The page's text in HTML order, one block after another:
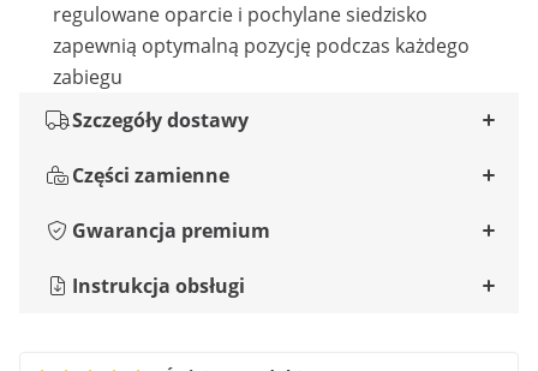
regulowane oparcie i pochylane siedzisko
zapewnią optymalną pozycję podczas każdego
zabiegu
Szczegóły dostawy
Części zamienne
Gwarancja premium
Instrukcja obsługi